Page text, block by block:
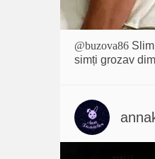
@buzova86
simți grozav